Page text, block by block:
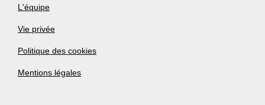
L'équipe
Vie privée
Politique des cookies
Mentions légales